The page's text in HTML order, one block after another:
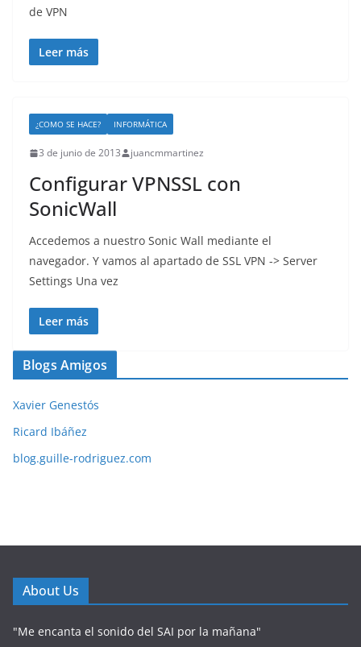
de VPN
Leer más
¿COMO SE HACE? INFORMÁTICA
3 de junio de 2013 juancmmartinez
Configurar VPNSSL con
SonicWall
Accedemos a nuestro Sonic Wall mediante el
navegador. Y vamos al apartado de SSL VPN -> Server
Settings Una vez
Leer más
Blogs Amigos
Xavier Genestós
Ricard Ibáñez
blog.guille-rodriguez.com
About Us
"Me encanta el sonido del SAI por la mañana"